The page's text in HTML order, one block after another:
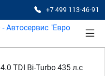
+7 499 113-46-91
4.0 TDI Bi-Turbo 435 л.с